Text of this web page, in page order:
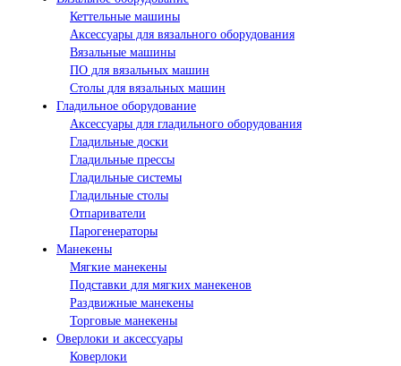
Кеттельные машины
Аксессуары для вязального оборудования
Вязальные машины
ПО для вязальных машин
Столы для вязальных машин
Гладильное оборудование
Аксессуары для гладильного оборудования
Гладильные доски
Гладильные прессы
Гладильные системы
Гладильные столы
Отпариватели
Парогенераторы
Манекены
Мягкие манекены
Подставки для мягких манекенов
Раздвижные манекены
Торговые манекены
Оверлоки и аксессуары
Коверлоки